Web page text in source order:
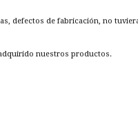
defectos de fabricación, no
nuestros productos.